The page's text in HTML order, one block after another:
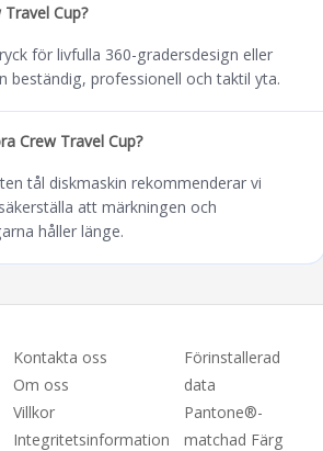
Cup?
för livfulla 360-gradersdesign eller
beständig, professionell och taktil yta.
Crew Travel Cup?
tål diskmaskin rekommenderar vi
att märkningen och
håller länge.
Kontakta oss
Om oss
Villkor
Integritetsinformation
Förinstallerad
data
Pantone®-
matchad Färg